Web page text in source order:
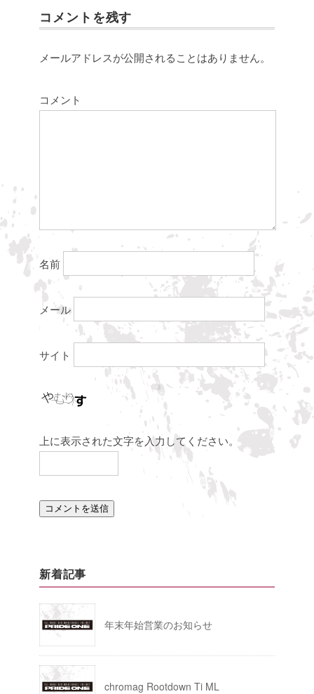
コメントを残す
メールアドレスが公開されることはありません。
コメント
名前
メール
サイト
上に表示された文字を入力してください。
新着記事
年末年始営業のお知らせ
chromag Rootdown Ti ML